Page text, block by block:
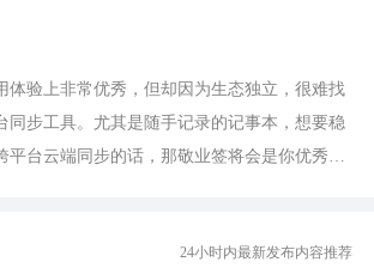
体验上非常优秀，但却因为生态独立，很难找
同步工具。尤其是随手记录的记事本，想要稳
平台云端同步的话，那敬业签将会是你优秀的
24小时内最新发布内容推荐